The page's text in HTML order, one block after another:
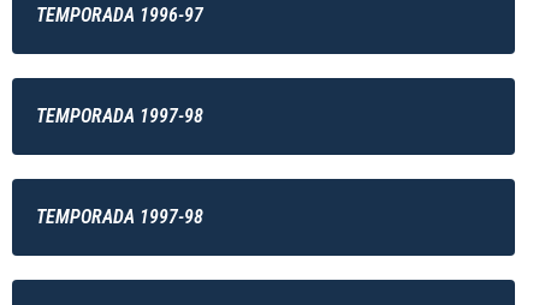
TEMPORADA 1996-97
TEMPORADA 1997-98
TEMPORADA 1997-98